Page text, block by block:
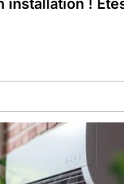
installation !